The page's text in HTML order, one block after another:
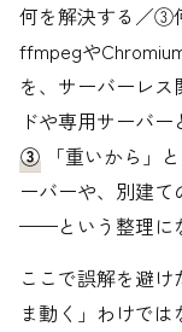
何を解決する／③
ffmpegや
を、サーバーレス
ドや専用サーバ
③ 「重いから」
ーバーや、別建
——という整理に
ここで誤解を避け
ま動く」わけでは